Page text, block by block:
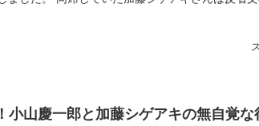
小山慶一郎と加藤シゲアキの無自覚な